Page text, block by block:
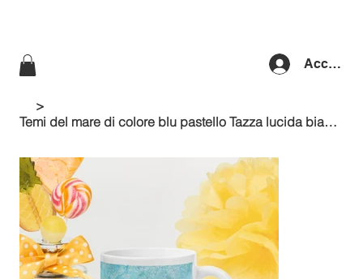
Accedi
>
Temi del mare di colore blu pastello Tazza lucida bianca con balena